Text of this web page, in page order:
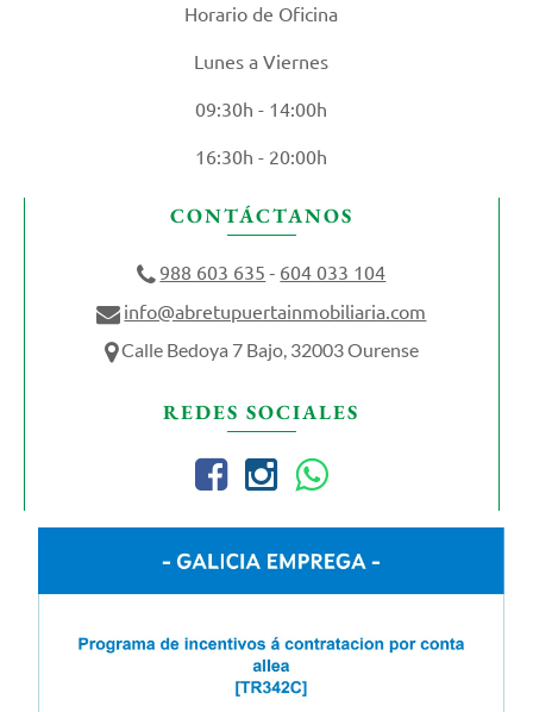
Horario de Oficina
Lunes a Viernes
09:30h - 14:00h
16:30h - 20:00h
CONTÁCTANOS
988 603 635 - 604 033 104
info@abretupuertainmobiliaria.com
Calle Bedoya 7 Bajo, 32003 Ourense
REDES SOCIALES